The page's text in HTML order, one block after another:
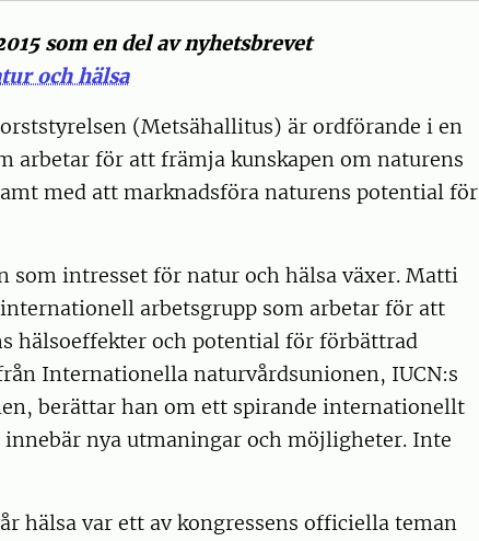
som en del av nyhetsbrevet
och hälsa
(Metsähallitus) är ordförande i en
arbetar för att främja kunskapen om naturens
med att marknadsföra naturens potential för
som intresset för natur och hälsa växer. Matti
arbetsgrupp som arbetar för att
hälsoeffekter och potential för förbättrad
Internationella naturvårdsunionen, IUCN:s
berättar han om ett spirande internationellt
nya utmaningar och möjligheter. Inte
hälsa var ett av kongressens officiella teman